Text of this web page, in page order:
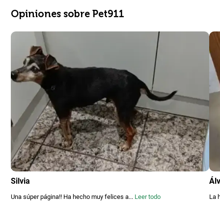
Opiniones sobre Pet911
Silvia
Una súper página!! Ha hecho muy felices a... Leer todo La